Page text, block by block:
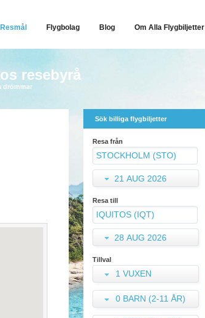
Resmål Flygbolag Blog Om Alla Flygbiljetter
resebyrå
drömmar
Sök billiga flygbiljetter
Resa från
21 AUG 2026
Resa till
28 AUG 2026
Tillval
1 VUXEN
0 BARN (2-11 ÅR)